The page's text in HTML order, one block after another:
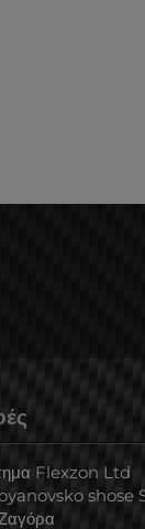
Flexzon Ltd
shose